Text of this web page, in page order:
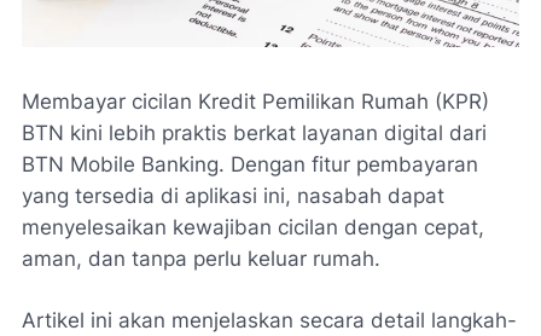
Membayar cicilan Kredit Pemilikan Rumah (KPR)
BTN kini lebih praktis berkat layanan digital dari
BTN Mobile Banking. Dengan fitur pembayaran
yang tersedia di aplikasi ini, nasabah dapat
menyelesaikan kewajiban cicilan dengan cepat,
aman, dan tanpa perlu keluar rumah.
Artikel ini akan menjelaskan secara detail langkah-